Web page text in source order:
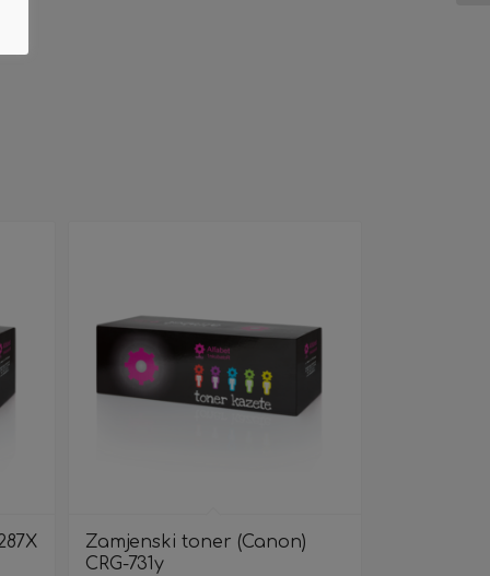
Zamjenski toner (Canon)
CRG-731y